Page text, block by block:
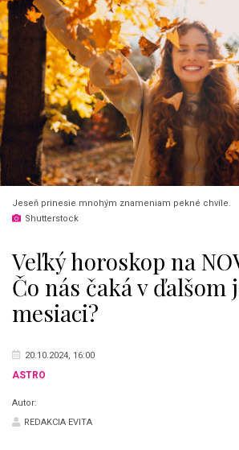
Jeseň prinesie mnohým znameniam pekné chvíle.
Shutterstock
Veľký horoskop na
Čo nás čaká v ďalšom
mesiaci?
20.10.2024, 16:00
ASTRO
Autor:
REDAKCIA EVITA